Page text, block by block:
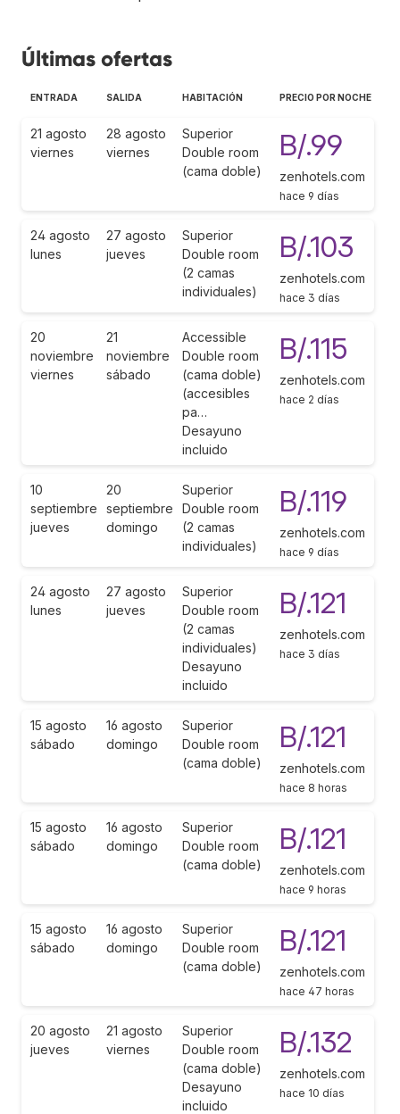
Últimas ofertas
ENTRADA SALIDA HABITACIÓN PRECIO POR NOCHE
21 agosto
viernes
28 agosto
viernes
Superior
Double room
(cama doble)
B/.99
zenhotels.com
hace 9 días
24 agosto
lunes
27 agosto
jueves
Superior
Double room
(2 camas
individuales)
B/.103
zenhotels.com
hace 3 días
20
noviembre
viernes
21
noviembre
sábado
Accessible
Double room
(cama doble)
(accesibles
pa…
Desayuno
incluido
B/.115
zenhotels.com
hace 2 días
10
septiembre
jueves
20
septiembre
domingo
Superior
Double room
(2 camas
individuales)
B/.119
zenhotels.com
hace 9 días
24 agosto
lunes
27 agosto
jueves
Superior
Double room
(2 camas
individuales)
Desayuno
incluido
B/.121
zenhotels.com
hace 3 días
15 agosto
sábado
16 agosto
domingo
Superior
Double room
(cama doble)
B/.121
zenhotels.com
hace 8 horas
15 agosto
sábado
16 agosto
domingo
Superior
Double room
(cama doble)
B/.121
zenhotels.com
hace 9 horas
15 agosto
sábado
16 agosto
domingo
Superior
Double room
(cama doble)
B/.121
zenhotels.com
hace 47 horas
20 agosto
jueves
21 agosto
viernes
Superior
Double room
(cama doble)
Desayuno
incluido
B/.132
zenhotels.com
hace 10 días